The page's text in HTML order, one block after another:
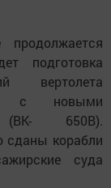
подготовка
вертолета
с новыми
(ВК- 650В).
сданы корабли
суда